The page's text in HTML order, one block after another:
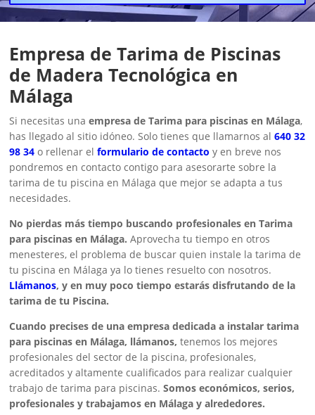
Empresa de Tarima de Piscinas
de Madera Tecnológica en
Málaga
Si necesitas unaempresa de Tarima para piscinas en Málaga,
has llegado al sitio idóneo. Solo tienes que llamarnos al640 32
98 34 o rellenar elformulario de contacto y en breve nos
pondremos en contacto contigo para asesorarte sobre la
tarima de tu piscina en Málaga que mejor se adapta a tus
necesidades.
No pierdas más tiempo buscando profesionales en Tarima
para piscinas en Málaga. Aprovecha tu tiempo en otros
menesteres, el problema de buscar quien instale la tarima de
tu piscina en Málaga ya lo tienes resuelto con nosotros.
Llámanos, y en muy poco tiempo estarás disfrutando de la
tarima de tu Piscina.
Cuando precises de una empresa dedicada a instalar tarima
para piscinas en Málaga, llámanos, tenemos los mejores
profesionales del sector de la piscina, profesionales,
acreditados y altamente cualificados para realizar cualquier
trabajo de tarima para piscinas.Somos económicos, serios,
profesionales y trabajamos en Málaga y alrededores.